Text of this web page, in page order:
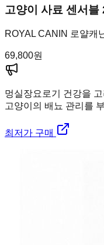
고양이 사료 센서블
ROYAL CANIN 로얄캐
69,800원
멍실장요로기 건강을
고양이의 배뇨 관리를
최저가 구매